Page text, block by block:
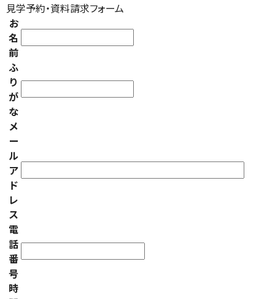
見学予約・資料請求フォーム
お
名
前
ふ
り
が
な
メ
ー
ル
ア
ド
レ
ス
電
話
番
号
時